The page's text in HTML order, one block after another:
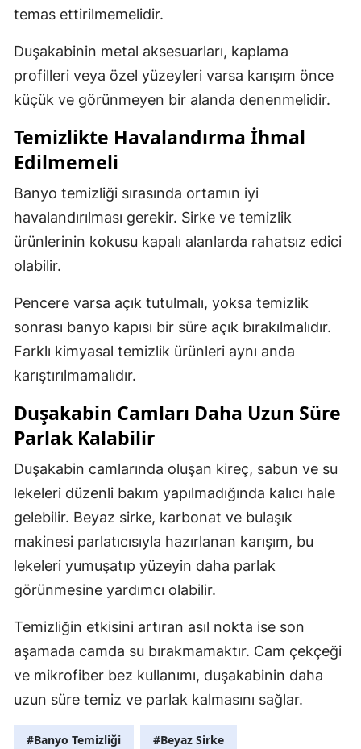
temas ettirilmemelidir.
Duşakabinin metal aksesuarları, kaplama
profilleri veya özel yüzeyleri varsa karışım önce
küçük ve görünmeyen bir alanda denenmelidir.
Temizlikte Havalandırma İhmal
Edilmemeli
Banyo temizliği sırasında ortamın iyi
havalandırılması gerekir. Sirke ve temizlik
ürünlerinin kokusu kapalı alanlarda rahatsız edici
olabilir.
Pencere varsa açık tutulmalı, yoksa temizlik
sonrası banyo kapısı bir süre açık bırakılmalıdır.
Farklı kimyasal temizlik ürünleri aynı anda
karıştırılmamalıdır.
Duşakabin Camları Daha Uzun Süre
Parlak Kalabilir
Duşakabin camlarında oluşan kireç, sabun ve su
lekeleri düzenli bakım yapılmadığında kalıcı hale
gelebilir. Beyaz sirke, karbonat ve bulaşık
makinesi parlatıcısıyla hazırlanan karışım, bu
lekeleri yumuşatıp yüzeyin daha parlak
görünmesine yardımcı olabilir.
Temizliğin etkisini artıran asıl nokta ise son
aşamada camda su bırakmamaktır. Cam çekçeği
ve mikrofiber bez kullanımı, duşakabinin daha
uzun süre temiz ve parlak kalmasını sağlar.
#Banyo Temizliği #Beyaz Sirke